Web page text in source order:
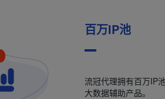
百万IP池
流冠代理拥有百万IP
大数据辅助产品。